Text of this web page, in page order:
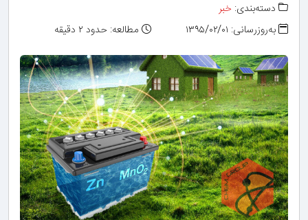
دسته‌بندی: خبر
به‌روزرسانی: ۱۳۹۵/۰۲/۰۱
مطالعه: حدود ۲ دقیقه